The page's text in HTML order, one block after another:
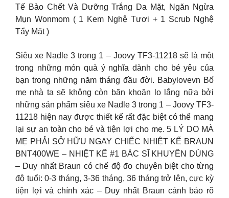
Tế Bào Chết Và Dưỡng Trắng Da Mặt, Ngăn Ngừa
Mụn Wonmom ( 1 Kem Nghệ Tươi + 1 Scrub Nghệ
Tẩy Mặt )
Siêu xe Nadle 3 trong 1 – Joovy TF3-11218 sẽ là một
trong những món quà ý nghĩa dành cho bé yêu của
bạn trong những năm tháng đầu đời. Babylovevn Bố
mẹ nhà ta sẽ không còn băn khoăn lo lắng nữa bởi
những sản phẩm siêu xe Nadle 3 trong 1 – Joovy TF3-
11218 hiện nay được thiết kế rất đặc biệt có thể mang
lại sự an toàn cho bé và tiện lợi cho mẹ. 5 LÝ DO MÀ
MẸ PHẢI SỞ HỮU NGAY CHIẾC NHIỆT KẾ BRAUN
BNT400WE – NHIỆT KẾ #1 BÁC SĨ KHUYÊN DÙNG
– Duy nhất Braun có chế độ đo chuyên biệt cho từng
độ tuổi: 0-3 tháng, 3-36 tháng, 36 tháng trở lên, cực kỳ
tiện lợi và chính xác – Duy nhất Braun cảnh báo rõ